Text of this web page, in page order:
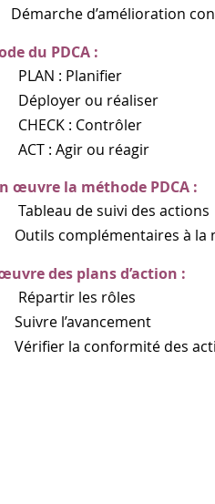
du PDCA :
réaliser
ou réagir
œuvre la méthode PDCA :
des actions
à la
des plans d’action :
rôles
des actions